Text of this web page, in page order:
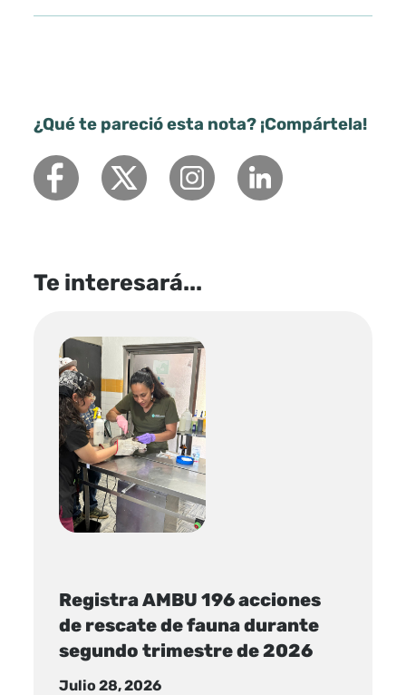
¿Qué te pareció esta nota? ¡Compártela!
Te interesará...
Registra AMBU 196 acciones
de rescate de fauna durante
segundo trimestre de 2026
Julio 28, 2026